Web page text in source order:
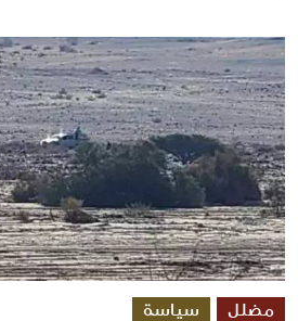
مضلل سياسة